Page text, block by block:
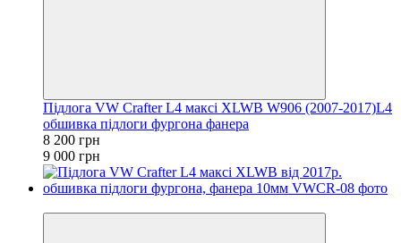
Підлога VW Crafter L4 максі XLWB W906 (2007-2017)L4
обшивка підлоги фургона фанера
8 200 грн
9 000 грн